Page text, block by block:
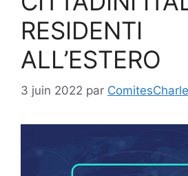
RESIDENTI
ALL’ESTERO
3 juin 2022 par